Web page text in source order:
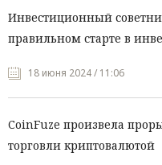
Инвестиционный
правильном старте в
18 июня 2024 / 11:06
CoinFuze произвела
торговли криптовалютой